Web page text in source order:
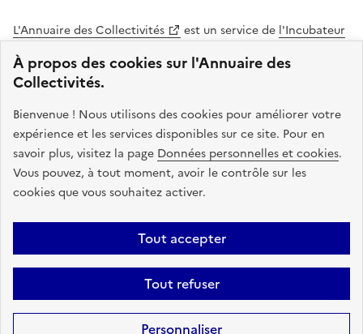
À propos des cookies sur l'Annuaire des
Collectivités.
Bienvenue ! Nous utilisons des cookies pour améliorer votre
expérience et les services disponibles sur ce site. Pour en
savoir plus, visitez la page Données personnelles et cookies.
Vous pouvez, à tout moment, avoir le contrôle sur les
cookies que vous souhaitez activer.
Tout accepter
Tout refuser
Personnaliser
L'Annuaire des Collectivités est un service de l'Incubateur
des Territoires
Cohésion des Territoires
. Le code source de ce site web
est disponible en licence libre. Le design de ce site est conçu
avec le système de design de l’État.
legifrance.gouv.fr
info.gouv.fr
service-public.gouv.fr
data.gouv.fr
Plan du site Accessibilite : non conforme
Mentions légales
Politique de confidentialité
Gestion des cookies FAQ
Kit de
Statistiques Code source
Sauf mention contraire, tous les contenus de ce site sont sous